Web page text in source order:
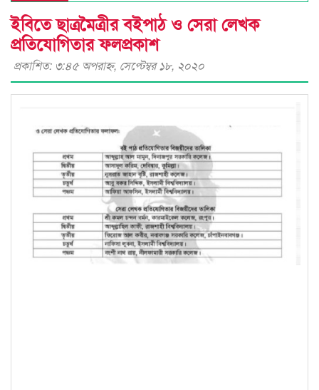
ইবিতে ছাত্রমৈত্রীর বইপাঠ ও সেরা লেখক
প্রতিযোগিতার ফলপ্রকাশ
প্রকাশিত: ৩:৪৫ অপরাহ্ণ, সেপ্টেম্বর ১৮, ২০২০